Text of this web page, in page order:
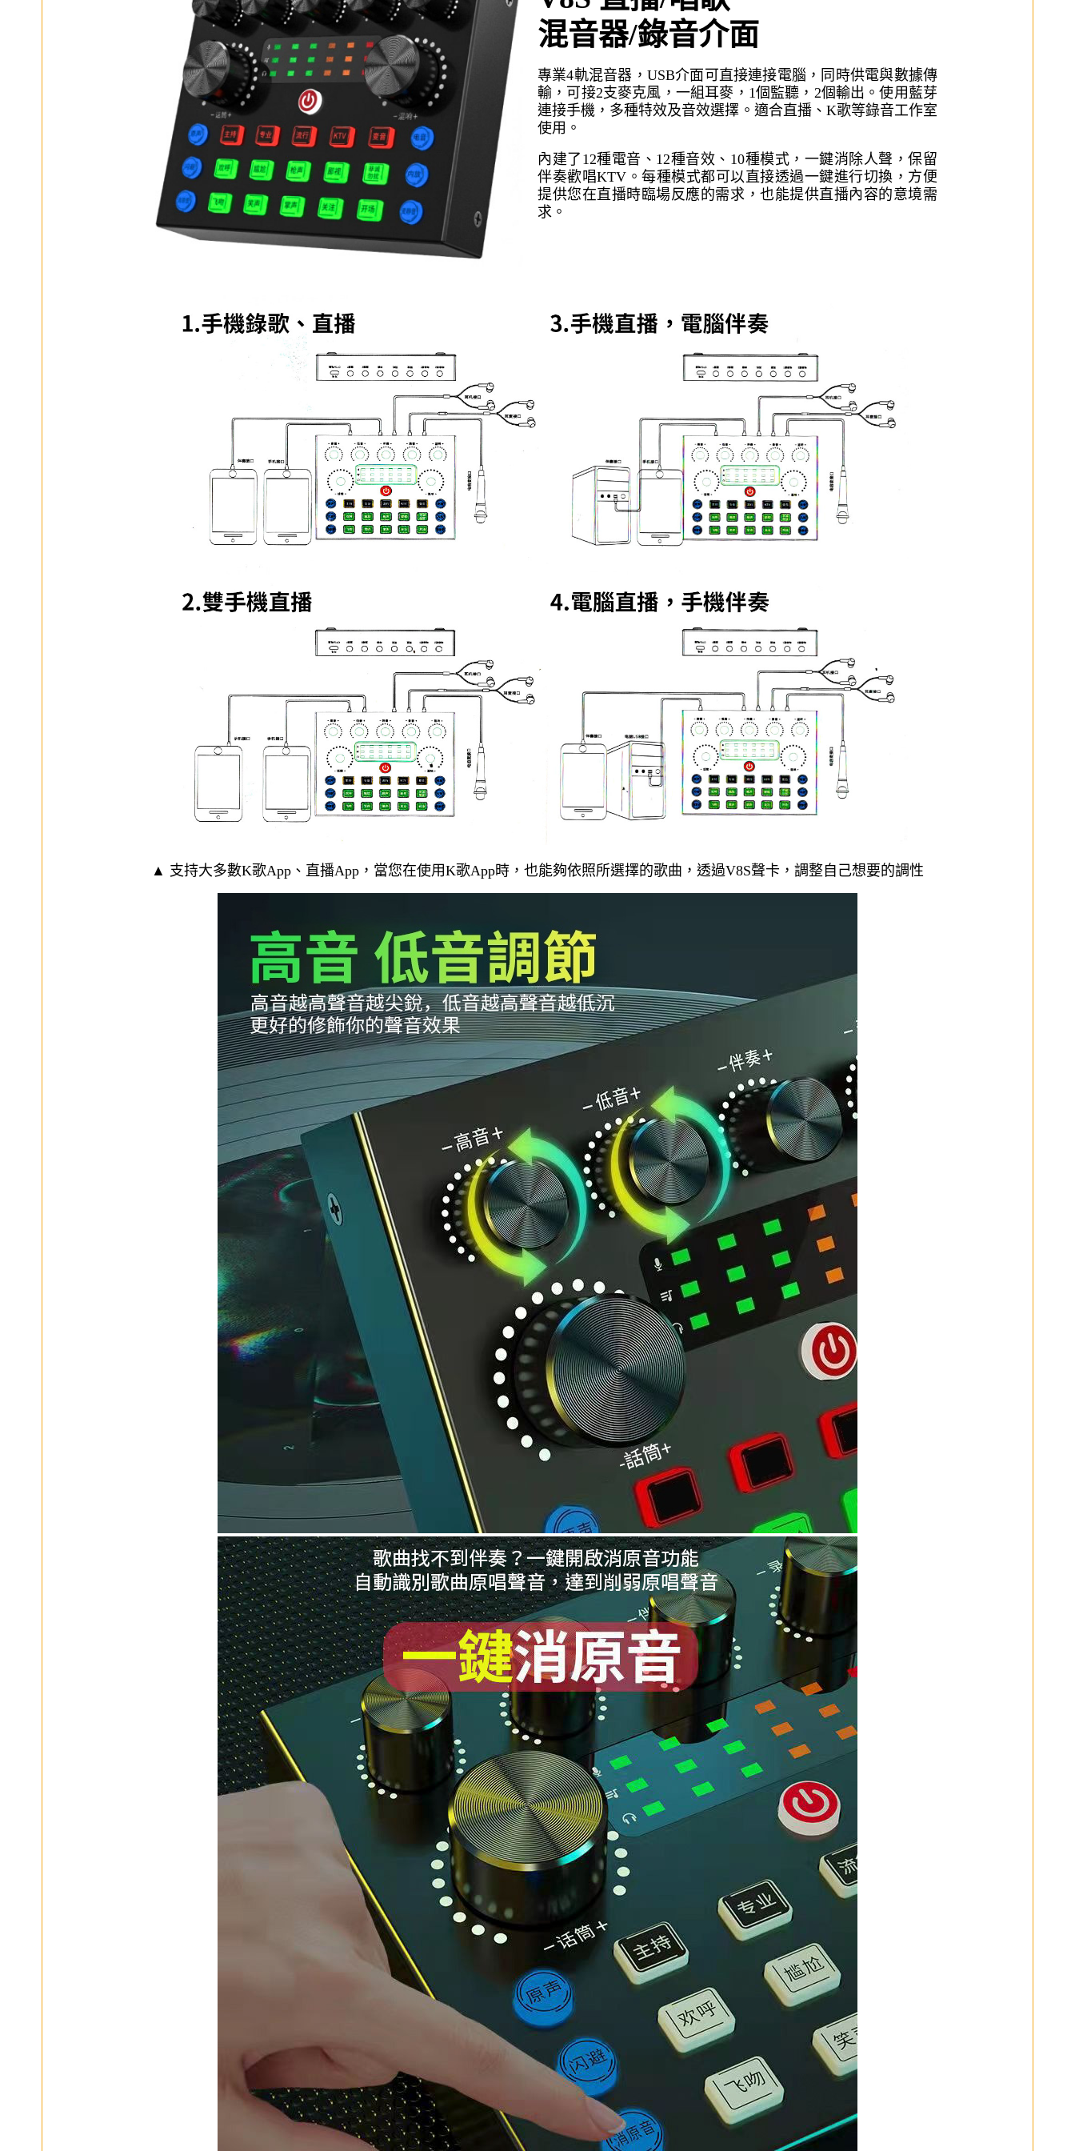
混音器/錄音介面
專業4軌混音器，USB介面可直接連接電腦，同時供電與數據傳
輸，可接2支麥克風，一組耳麥，1個監聽，2個輸出。使用藍芽
連接手機，多種特效及音效選擇。適合直播、K歌等錄音工作室
使用。
內建了12種電音、12種音效、10種模式，一鍵消除人聲，保留
伴奏歡唱KTV。每種模式都可以直接透過一鍵進行切換，方便
提供您在直播時臨場反應的需求，也能提供直播內容的意境需
求。
▲ 支持大多數K歌App、直播App，當您在使用K歌App時，也能夠依照所選擇的歌曲，透過V8S聲卡，調整自己想要的調性